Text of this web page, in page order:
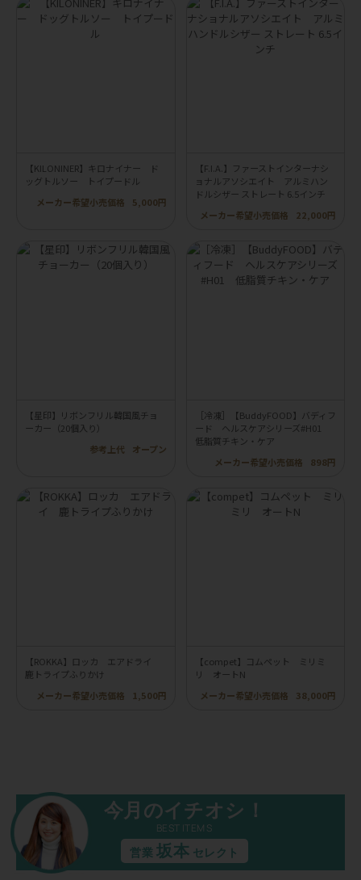
【KILONINER】キロナイナー ド
ッグトルソー トイプードル
メーカー希望小売価格
5,000円
【F.I.A.】ファーストインターナシ
ョナルアソシエイト アルミハン
ドルシザー ストレート 6.5インチ
メーカー希望小売価格
22,000円
【星印】リボンフリル韓国風チョ
ーカー（20個入り）
参考上代
オープン
［冷凍］【BuddyFOOD】バディフ
ード ヘルスケアシリーズ#H01
低脂質チキン・ケア
メーカー希望小売価格
898円
【ROKKA】ロッカ エアドライ
鹿トライプふりかけ
メーカー希望小売価格
1,500円
【compet】コムペット ミリミ
リ オートN
メーカー希望小売価格
38,000円
今月のイチオシ！
BEST ITEMS
営業 坂本 セレクト